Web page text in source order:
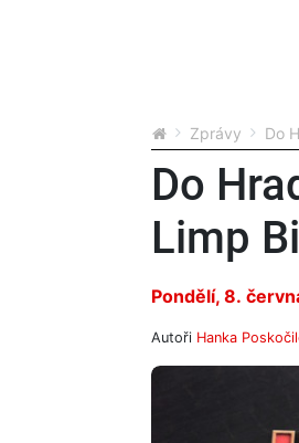
Zprávy Do
Do
Limp
Pondělí, 8.
Autoři Hanka